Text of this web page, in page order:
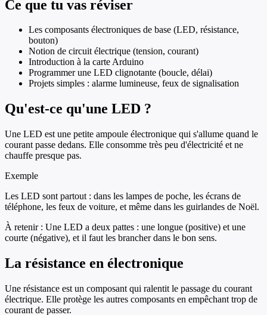
Ce que tu vas réviser
Les composants électroniques de base (LED, résistance,
bouton)
Notion de circuit électrique (tension, courant)
Introduction à la carte Arduino
Programmer une LED clignotante (boucle, délai)
Projets simples : alarme lumineuse, feux de signalisation
Qu'est-ce qu'une LED ?
Une LED est une petite ampoule électronique qui s'allume quand le
courant passe dedans. Elle consomme très peu d'électricité et ne
chauffe presque pas.
Exemple
Les LED sont partout : dans les lampes de poche, les écrans de
téléphone, les feux de voiture, et même dans les guirlandes de Noël.
À retenir : Une LED a deux pattes : une longue (positive) et une
courte (négative), et il faut les brancher dans le bon sens.
La résistance en électronique
Une résistance est un composant qui ralentit le passage du courant
électrique. Elle protège les autres composants en empêchant trop de
courant de passer.